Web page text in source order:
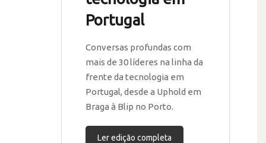
Portugal
Conversas profundas com
mais de 30 líderes na linha da
frente da tecnologia em
Portugal, desde a Uphold em
Braga à Blip no Porto.
Ler edição completa